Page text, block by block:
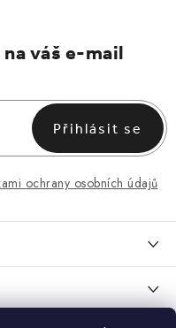
váš e-mail
ochrany osobních údajů
Přihlásit se